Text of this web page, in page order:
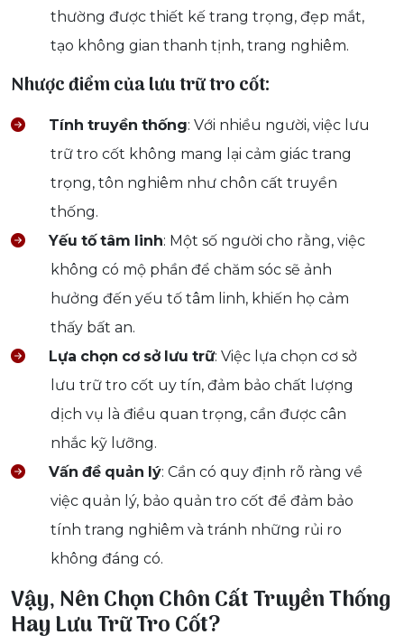
thường được thiết kế trang trọng, đẹp mắt,
tạo không gian thanh tịnh, trang nghiêm.
Nhược điểm của lưu trữ tro cốt:
Tính truyền thống: Với nhiều người, việc lưu
trữ tro cốt không mang lại cảm giác trang
trọng, tôn nghiêm như chôn cất truyền
thống.
Yếu tố tâm linh: Một số người cho rằng, việc
không có mộ phần để chăm sóc sẽ ảnh
hưởng đến yếu tố tâm linh, khiến họ cảm
thấy bất an.
Lựa chọn cơ sở lưu trữ: Việc lựa chọn cơ sở
lưu trữ tro cốt uy tín, đảm bảo chất lượng
dịch vụ là điều quan trọng, cần được cân
nhắc kỹ lưỡng.
Vấn đề quản lý: Cần có quy định rõ ràng về
việc quản lý, bảo quản tro cốt để đảm bảo
tính trang nghiêm và tránh những rủi ro
không đáng có.
Vậy, Nên Chọn Chôn Cất Truyền Thống
Hay Lưu Trữ Tro Cốt?